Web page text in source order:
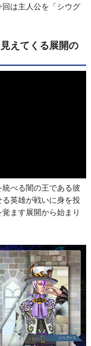
は主人公を「シウグ
えてくる展開の
統べる闇の王である彼
英雄が戦いに身を投
ます展開から始まり